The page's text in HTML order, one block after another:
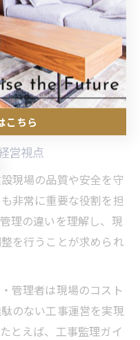
の参加を通じて、最新
応力を身につけること
の研修や資格講座を受
や安全意識が向上した
営視点
現場の品質や安全を守
非常に重要な役割を担
理の違いを理解し、現
を行うことが求められ
管理者は現場のコスト
のない工事運営を実現
とえば、工事監理ガイ
こちら
こちら